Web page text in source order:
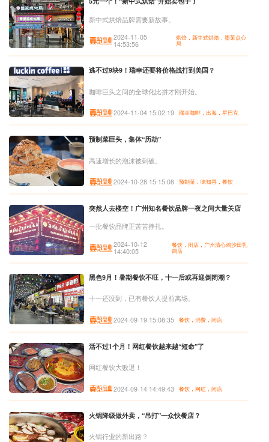
新中式烘焙品牌需要新故事。
2024-11-05
14:53:56
烘焙，新中式烘焙，墨茉点心
局
逃不过9块9！瑞幸还要将价格战打到美国？
咖啡巨头之间的全球化比拼才刚开始。
2024-11-04 15:02:19 瑞幸咖啡，出海，星巴克
预制菜巨头，集体“历劫”
高速增长的泡沫被刺破。
2024-10-28 15:15:08 预制菜，味知香，餐饮
突然人去楼空！广州知名餐饮品牌一夜之间大量关店
一批餐饮品牌正苦苦挣扎。
2024-10-12
14:40:05
餐饮，闭店，广州清心鸡沙田乳
鸽店
黑色9月！暑期餐饮不旺，十一后或再迎倒闭潮？
十一还没到，已有餐饮人提前离场。
2024-09-19 15:08:35 餐饮，消费，闭店
活不过1个月！网红餐饮越来越“短命”了
网红餐饮大败退！
2024-09-14 14:49:43 餐饮，网红，闭店
火锅降级做外卖，“吊打”一众快餐店？
火锅行业的新出路？